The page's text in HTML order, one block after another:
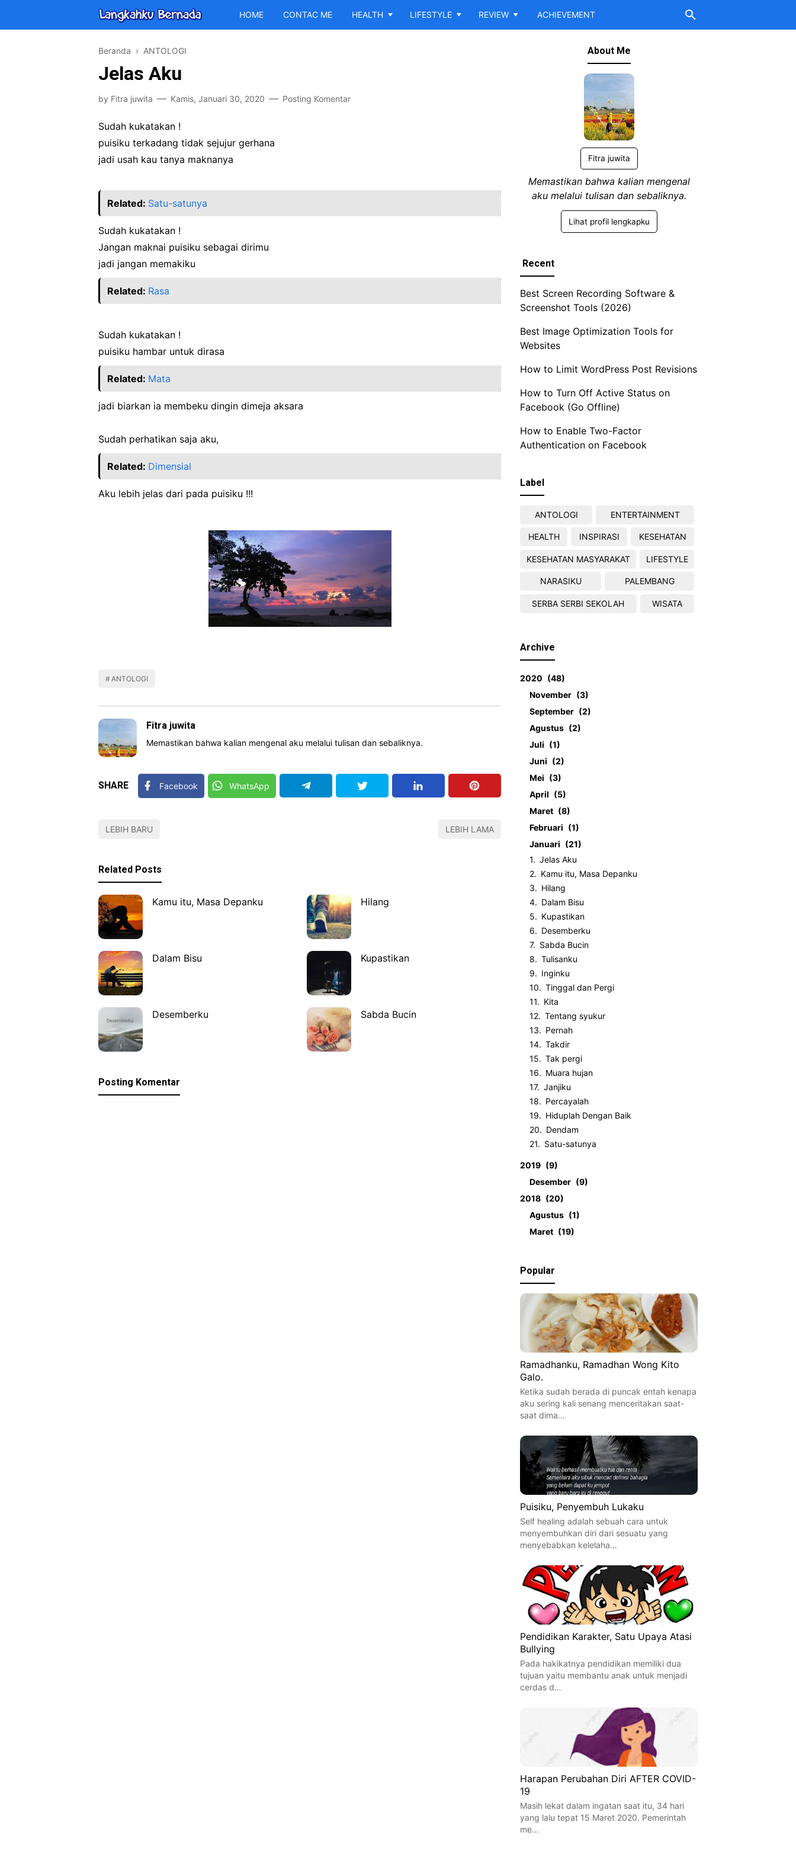
HOME CONTAC ME HEALTH LIFESTYLE REVIEW ACHIEVEMENT
Beranda › ANTOLOGI
Jelas Aku
by Fitra juwita Kamis, Januari 30, 2020 Posting Komentar
Sudah kukatakan !
puisiku terkadang tidak sejujur gerhana
jadi usah kau tanya maknanya
Related: Satu-satunya
Sudah kukatakan !
Jangan maknai puisiku sebagai dirimu
jadi jangan memakiku
Related: Rasa
Sudah kukatakan !
puisiku hambar untuk dirasa
Related: Mata
jadi biarkan ia membeku dingin dimeja aksara
Sudah perhatikan saja aku,
Related: Dimensial
Aku lebih jelas dari pada puisiku !!!
ANTOLOGI
Fitra juwita
Memastikan bahwa kalian mengenal aku melalui tulisan dan sebaliknya.
SHARE Facebook WhatsApp
LEBIH BARU LEBIH LAMA
Related Posts
Kamu itu, Masa Depanku Hilang
Dalam Bisu Kupastikan
Desemberku Sabda Bucin
Posting Komentar
About Me
Fitra juwita
Memastikan bahwa kalian mengenal
aku melalui tulisan dan sebaliknya.
Lihat profil lengkapku
Recent
Best Screen Recording Software &
Screenshot Tools (2026)
Best Image Optimization Tools for
Websites
How to Limit WordPress Post Revisions
How to Turn Off Active Status on
Facebook (Go Offline)
How to Enable Two-Factor
Authentication on Facebook
Label
ANTOLOGI ENTERTAINMENT
HEALTH INSPIRASI KESEHATAN
KESEHATAN MASYARAKAT LIFESTYLE
NARASIKU PALEMBANG
SERBA SERBI SEKOLAH WISATA
Archive
2020
48
November
3
September
2
Agustus
2
Juli
1
Juni
2
Mei
3
April
5
Maret
8
Februari
1
Januari
21
Jelas Aku
Kamu itu, Masa Depanku
Hilang
Dalam Bisu
Kupastikan
Desemberku
Sabda Bucin
Tulisanku
Inginku
Tinggal dan Pergi
Kita
Tentang syukur
Pernah
Takdir
Tak pergi
Muara hujan
Janjiku
Percayalah
Hiduplah Dengan Baik
Dendam
Satu-satunya
2019
9
Desember
9
2018
20
Agustus
1
Maret
19
Popular
Ramadhanku, Ramadhan Wong Kito
Galo.
Ketika sudah berada di puncak entah kenapa
aku sering kali senang menceritakan saat-
saat dima…
Puisiku, Penyembuh Lukaku
Self healing adalah sebuah cara untuk
menyembuhkan diri dari sesuatu yang
menyebabkan kelelaha…
Pendidikan Karakter, Satu Upaya Atasi
Bullying
Pada hakikatnya pendidikan memiliki dua
tujuan yaitu membantu anak untuk menjadi
cerdas d…
Harapan Perubahan Diri AFTER COVID-
19
Masih lekat dalam ingatan saat itu, 34 hari
yang lalu tepat 15 Maret 2020. Pemerintah
me…